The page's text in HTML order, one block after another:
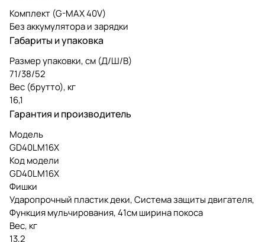
Комплект (G-MAX 40V)
Без аккумулятора и зарядки
Габариты и упаковка
Размер упаковки, см (Д/Ш/В)
71/38/52
Вес (брутто), кг
16,1
Гарантия и производитель
Модель
GD40LM16X
Код модели
GD40LM16X
Фишки
Ударопрочный пластик деки, Система защиты двигателя,
Функция мульчирования, 41см ширина покоса
Вес, кг
13,2